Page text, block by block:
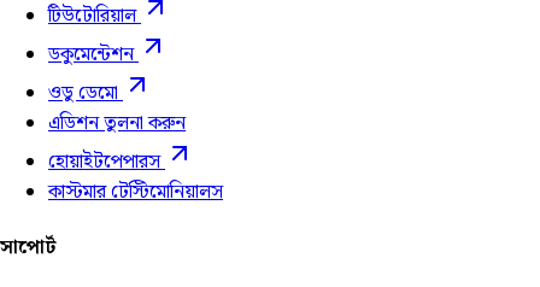
টিউটোরিয়াল
ডকুমেন্টেশন
ওডু ডেমো
এডিশন তুলনা করুন
হোয়াইটপেপারস
কাস্টমার টেস্টিমোনিয়ালস
সাপোর্ট